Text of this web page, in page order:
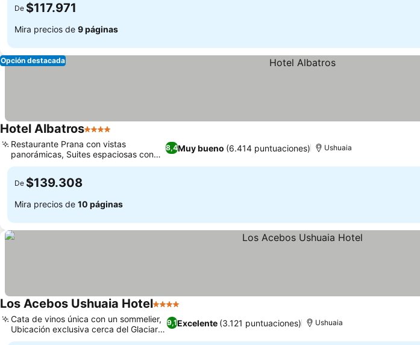
De $117.971
Mira precios de 9 páginas
Opción destacada
Hotel Albatros4 Estrellas
8,4Muy bueno (6.414 puntuaciones)
Restaurante Prana con vistas
panorámicas, Suites espaciosas con
vistas a la montaña
Ushuaia
De $139.308
Mira precios de 10 páginas
Los Acebos Ushuaia Hotel4 Estrellas
9,1Excelente (3.121 puntuaciones)
Cata de vinos única con un sommelier,
Ubicación exclusiva cerca del Glaciar
Martial
Ushuaia